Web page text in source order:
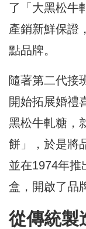
了「大黑松牛
產銷新鮮保證
點品牌。
隨著第二代接
開始拓展婚禮
黑松牛軋糖，
餅」，於是將
並在1974年推
盒，開啟了品
從傳統製